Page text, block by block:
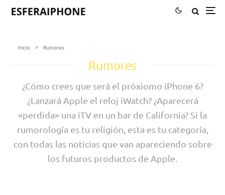
Inicio Rumores
Rumores
¿Cómo crees que será el próxiomo iPhone 6?
¿Lanzará Apple el reloj iWatch? ¿Aparecerá
«perdida» una iTV en un bar de California? Si la
rumorología es tu religión, esta es tu categoría,
con todas las noticias que van apareciendo sobre
los futuros productos de Apple.